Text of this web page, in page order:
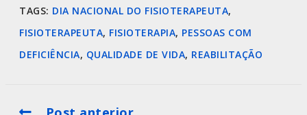
TAGS: DIA NACIONAL DO FISIOTERAPEUTA,
FISIOTERAPEUTA, FISIOTERAPIA, PESSOAS COM
DEFICIÊNCIA, QUALIDADE DE VIDA, REABILITAÇÃO